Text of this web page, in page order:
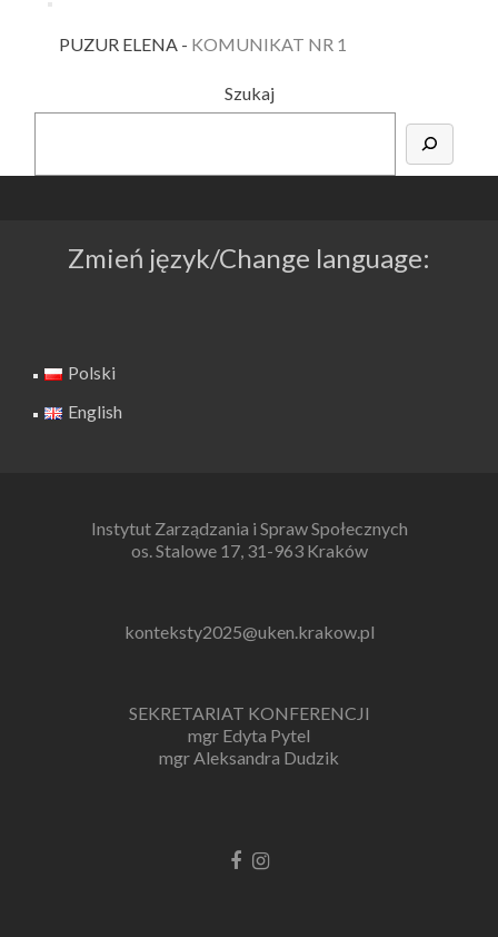
PUZUR ELENA- KOMUNIKAT NR 1
Szukaj
Zmień język/Change language:
Polski
English
Instytut Zarządzania i Spraw Społecznych
os. Stalowe 17, 31-963 Kraków
konteksty2025@uken.krakow.pl
SEKRETARIAT KONFERENCJI
mgr Edyta Pytel
mgr Aleksandra Dudzik
LinkLink